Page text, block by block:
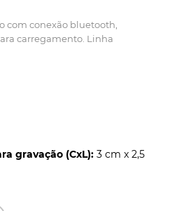
com conexão bluetooth,
carregamento. Linha
gravação (CxL): 3 cm x 2,5